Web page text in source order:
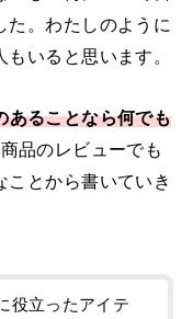
た。わたしのように
いると思います。
あることなら何でも
品のレビューでも
ことから書いていき
役立ったアイテ